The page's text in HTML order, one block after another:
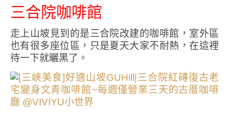
三合院咖啡館
走上山坡見到的是三合院改建的咖啡館，室外區
也有很多座位區，只是夏天大家不耐熱，在這裡
待一下就曬黑了。